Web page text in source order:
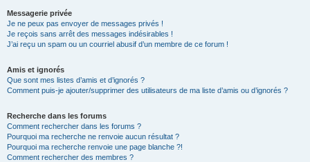
Messagerie privée
Je ne peux pas envoyer de messages privés !
Je reçois sans arrêt des messages indésirables !
J’ai reçu un spam ou un courriel abusif d’un membre de ce forum !
Amis et ignorés
Que sont mes listes d’amis et d’ignorés ?
Comment puis-je ajouter/supprimer des utilisateurs de ma liste d’amis ou d’ignorés ?
Recherche dans les forums
Comment rechercher dans les forums ?
Pourquoi ma recherche ne renvoie aucun résultat ?
Pourquoi ma recherche renvoie une page blanche ?!
Comment rechercher des membres ?